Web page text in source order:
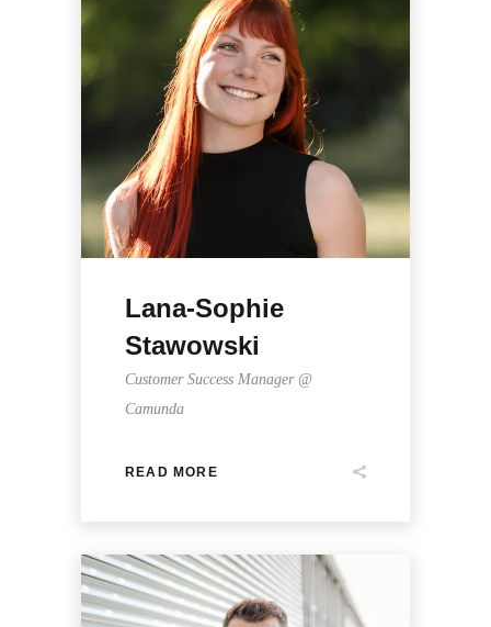
Lana-Sophie
Stawowski
Customer Success Manager @
Camunda
READ MORE